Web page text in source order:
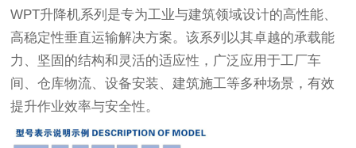
WPT升降机系列是专为工业与建筑领域设计的高性能、
高稳定性垂直运输解决方案。该系列以其卓越的承载能
力、坚固的结构和灵活的适应性，广泛应用于工厂车
间、仓库物流、设备安装、建筑施工等多种场景，有效
提升作业效率与安全性。